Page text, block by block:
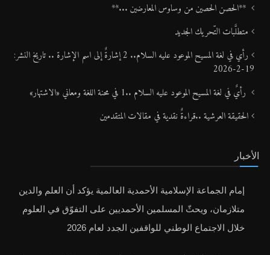
**الحصن الحصين من وساوس المعارضين ...**
متطلَّبات التّحريك الجديد
رأي في لغة المسيح الموعود عليه السلام.. 2 إشارةٌ إلى اسم الإشارة .. تاريخ النشر:
19-2-2026
رأيٌ في لغة المسيح الموعود عليه السلام ..1 في محنة اللغة ومعاني «الاشتهار»
الحقيقة العرشية ..قراءةٌ نقدية في مقالات المتقدمين
الأخبار
إمام الجماعة الإسلامية الأحمدية العالمية يؤكد أن العلم والدين
متلازمان، ويحثّ المسلمين الأحمديين على التفوّق في العلوم
خلال الاجتماع الوطني للواقفين الجدد لعام 2026